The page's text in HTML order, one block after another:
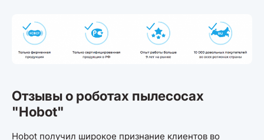
Отзывы о роботах пылесосах
"Hobot"
Hobot получил широкое признание клиентов во